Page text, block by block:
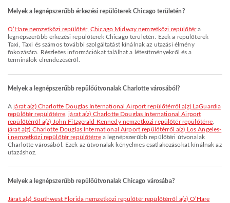
Melyek a legnépszerűbb érkezési repülőterek Chicago területén?
O’Hare nemzetközi repülőtér,Chicago Midway nemzetközi repülőtéra
legnépszerűbb érkezési repülőterek Chicago területén. Ezek a repülőterek
Taxi, Taxi és számos további szolgáltatást kínálnak az utazási élmény
fokozására. Részletes információkat találhat a létesítményekről és a
terminálok elrendezéséről.
Melyek a legnépszerűbb repülőútvonalak Charlotte városából?
Ajárat a(z) Charlotte Douglas International Airport repülőtérről a(z) LaGuardia
repülőtér repülőtérre,járat a(z) Charlotte Douglas International Airport
repülőtérről a(z) John Fitzgerald Kennedy nemzetközi repülőtér repülőtérre
járat a(z) Charlotte Douglas International Airport repülőtérről a(z) Los Angeles-
i nemzetközi repülőtér repülőtérrea legnépszerűbb repülőtéri útvonalak
Charlotte városából. Ezek az útvonalak kényelmes csatlakozásokat kínálnak az
utazáshoz.
Melyek a legnépszerűbb repülőútvonalak Chicago városába?
járat a(z) Southwest Florida nemzetközi repülőtér repülőtérről a(z) O’Hare